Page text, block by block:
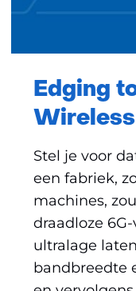
Edging
Stel je voor
een fabriek,
machines,
draadloze
ultralage
bandbreedte